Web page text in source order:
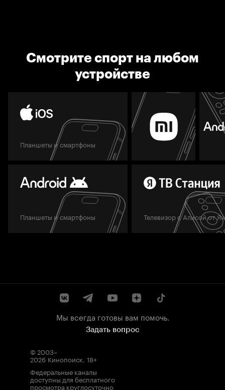
Смотрите спорт на любом
устройстве
Планшеты и смартфоны
Планшеты и смартфоны Телевизор с Алисой от
Мы всегда готовы вам помочь.
Задать вопрос
© 2003–
2026 Кинопоиск. 18+
Федеральные каналы
доступны для бесплатного
просмотра круглосуточно